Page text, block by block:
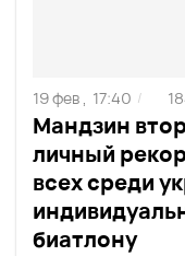
Мандзин
личный
всех среди
биатлону
19 фев , 17:40 /